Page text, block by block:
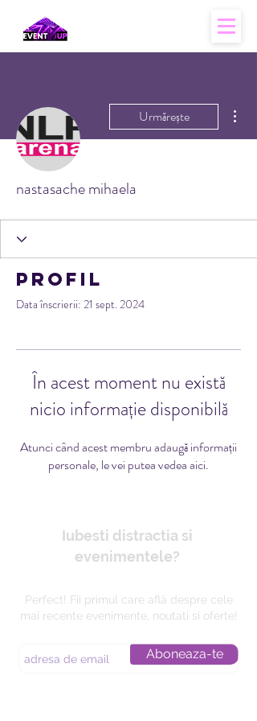
Urmărește
nastasache mihaela
Profil
Data înscrierii: 21 sept. 2024
În acest moment nu există
nicio informație disponibilă
Atunci când acest membru adaugă informații
personale, le vei putea vedea aici.
Iubesti distractia si
evenimentele?
Perfect! Fii primul care află despre cele
mai recente evenimente, noutati si oferte!
Aboneaza-te